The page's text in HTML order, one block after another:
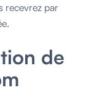
recevrez par
de